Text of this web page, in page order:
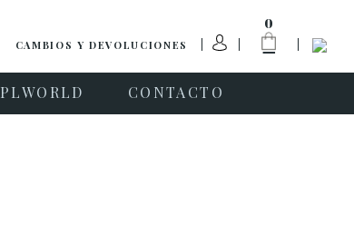
CAMBIOS Y DEVOLUCIONES
0
PLWORLD CONTACTO